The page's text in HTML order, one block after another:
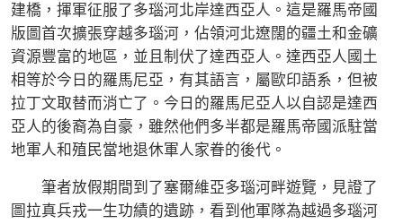
建橋，揮軍征服了多瑙河北岸達西亞人。這是羅馬帝國
版圖首次擴張穿越多瑙河，佔領河北遼闊的疆土和金礦
資源豐富的地區，並且制伏了達西亞人。達西亞人國土
相等於今日的羅馬尼亞，有其語言，屬歐印語系，但被
拉丁文取替而消亡了。今日的羅馬尼亞人以自認是達西
亞人的後裔為自豪，雖然他們多半都是羅馬帝國派駐當
地軍人和殖民當地退休軍人家眷的後代。
筆者放假期間到了塞爾維亞多瑙河畔遊覽，見證了
圖拉真兵戎一生功績的遺跡，看到他軍隊為越過多瑙河